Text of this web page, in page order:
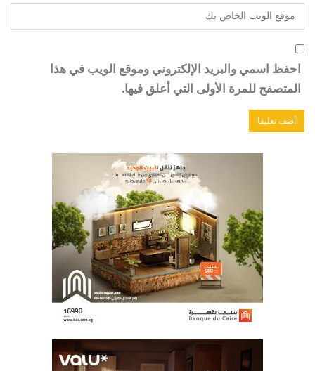
احفظ اسمي والبريد الإلكتروني وموقع الويب في هذا
المتصفح للمرة الأولى التي أعلق فيها.